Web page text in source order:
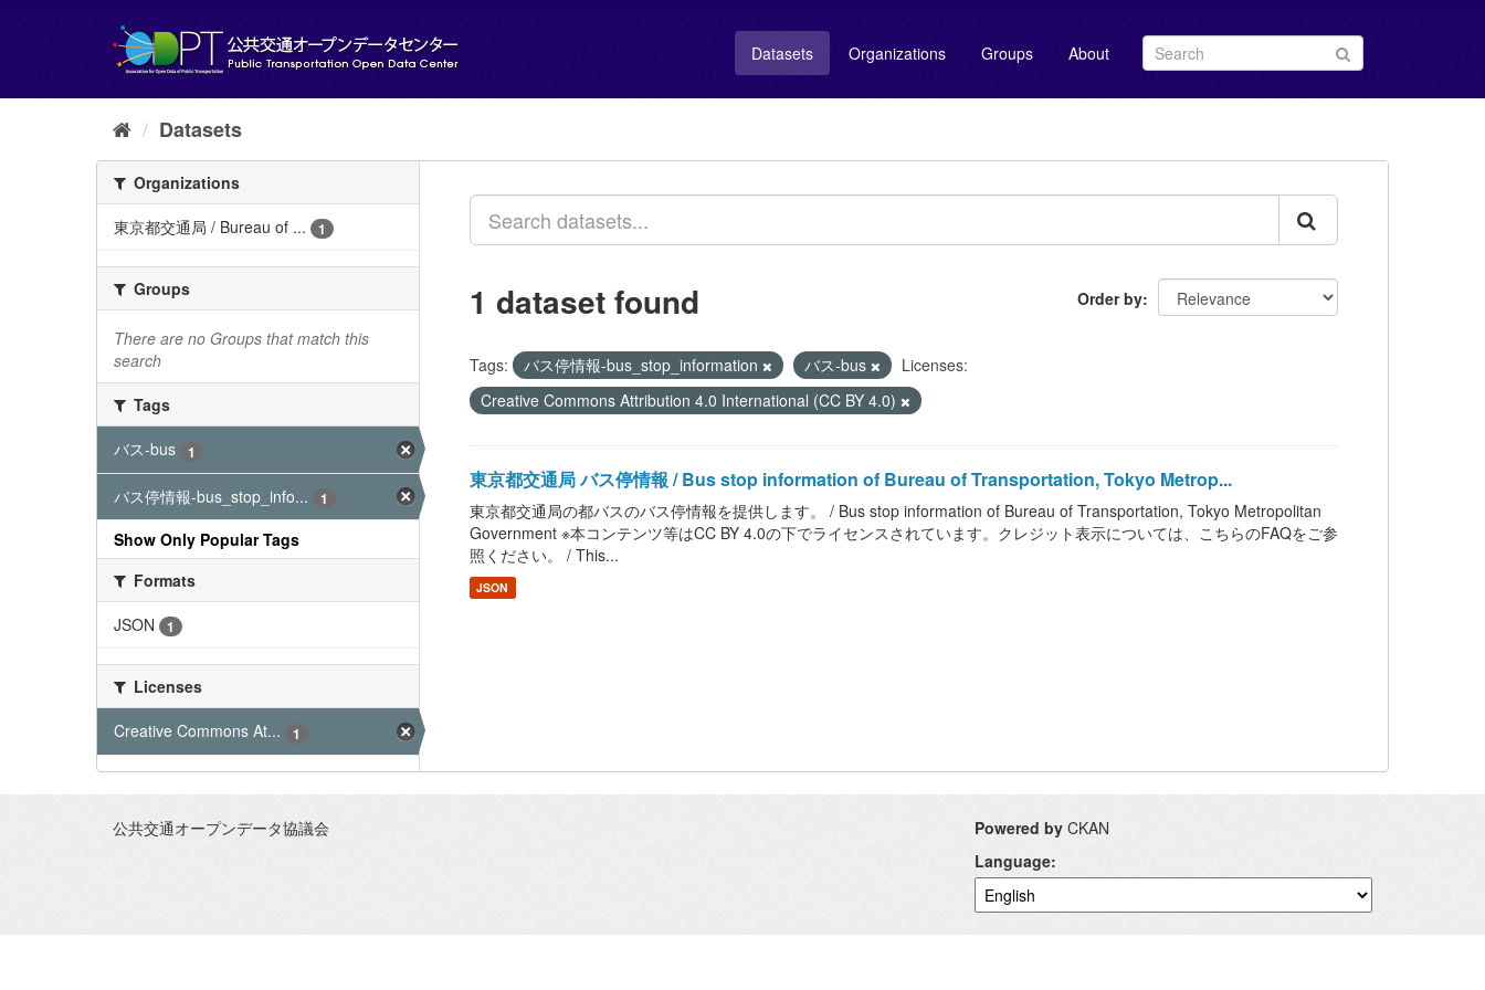
Datasets Organizations Groups About
Datasets
Organizations
東京都交通局 / Bureau of ...
1
Groups
There are no Groups that match this
search
Tags
バス-bus
1
バス停情報-bus_stop_info... 1
Show Only Popular Tags
Formats
JSON
1
Licenses
Creative Commons At...
1
Order by
1 dataset found
Tags: バス停情報-bus_stop_information バス-bus
Licenses:
Creative Commons Attribution 4.0 International (CC BY 4.0)
東京都交通局 バス停情報 / Bus stop information of Bureau of Transportation, Tokyo Metrop...
東京都交通局の都バスのバス停情報を提供します。 / Bus stop information of Bureau of Transportation, Tokyo Metropolitan
Government ※本コンテンツ等はCC BY 4.0の下でライセンスされています。クレジット表示については、こちらのFAQをご参
照ください。 / This...
JSON
公共交通オープンデータ協議会 Powered by CKAN
Language